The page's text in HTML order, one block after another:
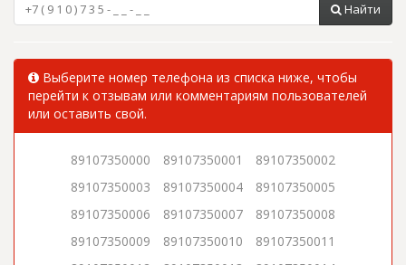
Найти
Выберите номер телефона из списка ниже, чтобы
перейти к отзывам или комментариям пользователей
или оставить свой.
89107350000 89107350001
89107350002
89107350003
89107350004
89107350005
89107350006
89107350007
89107350008
89107350009
89107350010
89107350011